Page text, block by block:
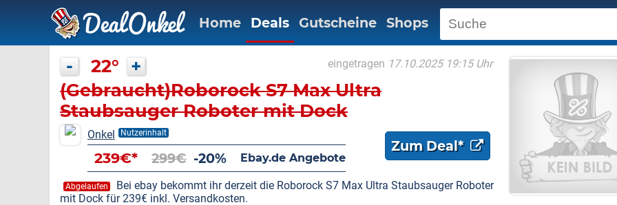
Home Deals Gutscheine Shops
- 22° + eingetragen 17.10.2025 19:15 Uhr
(Gebraucht)Roborock S7 Max Ultra
Staubsauger Roboter mit Dock
Onkel Nutzerinhalt
Zum Deal*
239€* 299€ -20% Ebay.de Angebote
Abgelaufen
Bei ebay bekommt ihr derzeit die Roborock S7 Max Ultra Staubsauger Roboter
mit Dock für 239€ inkl. Versandkosten.